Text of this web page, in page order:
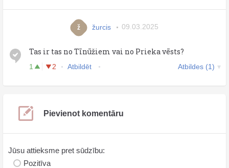
ž žurcis 09.03.2025
Tas ir tas no Tīnūžiem vai no Prieka vēsts?
1 2 Atbildēt Atbildes (1)
Pievienot komentāru
Jūsu attieksme pret sūdzību:
Pozitīva